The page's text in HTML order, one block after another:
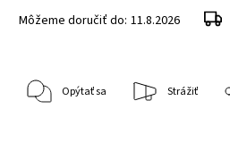
Môžeme doručiť do: 11.8.2026
Opýtať sa Strážiť